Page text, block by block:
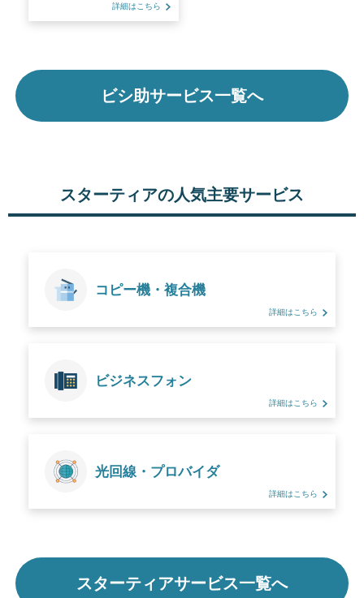
詳細はこちら
ビシ助サービス一覧へ
スターティアの人気主要サービス
コピー機・複合機
詳細はこちら
ビジネスフォン
詳細はこちら
光回線・プロバイダ
詳細はこちら
スターティアサービス一覧へ